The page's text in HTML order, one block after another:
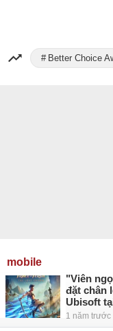
Better Choice
mobile
"Viên
đặt chân
Ubisoft
1 năm trước